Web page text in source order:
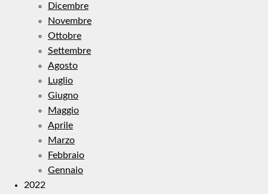
Dicembre
Novembre
Ottobre
Settembre
Agosto
Luglio
Giugno
Maggio
Aprile
Marzo
Febbraio
Gennaio
2022